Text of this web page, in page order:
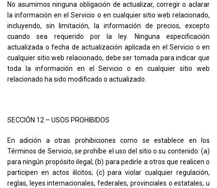
No asumimos ninguna obligación de actualizar, corregir o aclarar
la información en el Servicio o en cualquier sitio web relacionado,
incluyendo, sin limitación, la información de precios, excepto
cuando sea requerido por la ley. Ninguna especificación
actualizada o fecha de actualización aplicada en el Servicio o en
cualquier sitio web relacionado, debe ser tomada para indicar que
toda la información en el Servicio o en cualquier sitio web
relacionado ha sido modificado o actualizado.
SECCIÓN 12 – USOS PROHIBIDOS
En adición a otras prohibiciones como se establece en los
Términos de Servicio, se prohíbe el uso del sitio o su contenido: (a)
para ningún propósito ilegal; (b) para pedirle a otros que realicen o
participen en actos ilícitos; (c) para violar cualquier regulación,
reglas, leyes internacionales, federales, provinciales o estatales, u